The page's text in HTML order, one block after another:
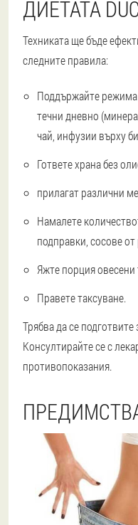
ДИЕТАТА
Техниката ще бъде
следните правила:
Поддържайте режима
течни дневно
чай, инфузии върху
Гответе храна без
прилагат различни
Намалете
подправки, сосове
Яжте порция
Правете таксуване.
Трябва да се
Консултирайте се с
противопоказания.